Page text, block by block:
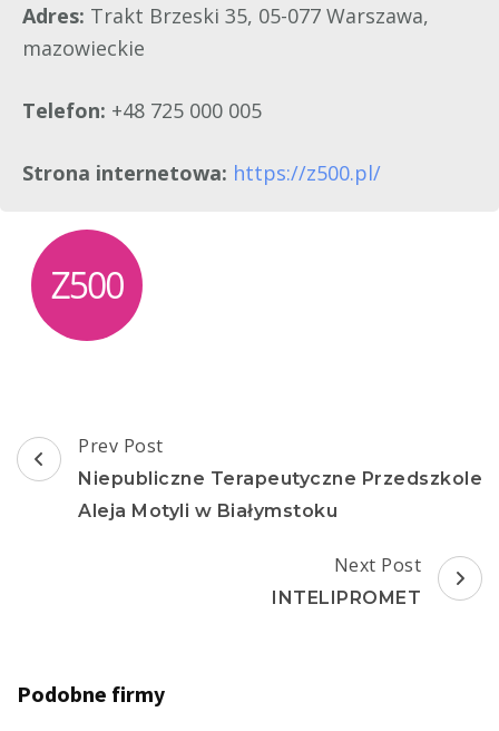
Adres: Trakt Brzeski 35, 05-077 Warszawa,
mazowieckie
Telefon: +48 725 000 005
Strona internetowa: https://z500.pl/
Post
Navigation
Prev Post
Niepubliczne Terapeutyczne Przedszkole
Aleja Motyli w Białymstoku
Next Post
INTELIPROMET
Podobne firmy